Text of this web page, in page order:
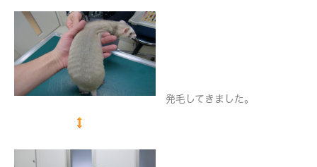
発毛してきました。